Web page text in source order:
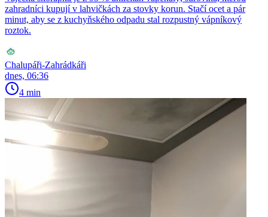
zahradníci kupují v lahvičkách za stovky korun. Stačí ocet a pár
minut, aby se z kuchyňského odpadu stal rozpustný vápníkový
roztok.
Chalupáři-Zahrádkáři
dnes, 06:36
4 min